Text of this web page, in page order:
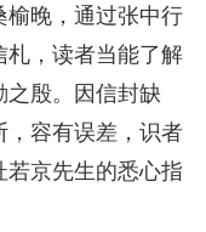
榆晚，通过张中行
札，读者当能了解
之殷。因信封缺
，容有误差，识者
京先生的悉心指